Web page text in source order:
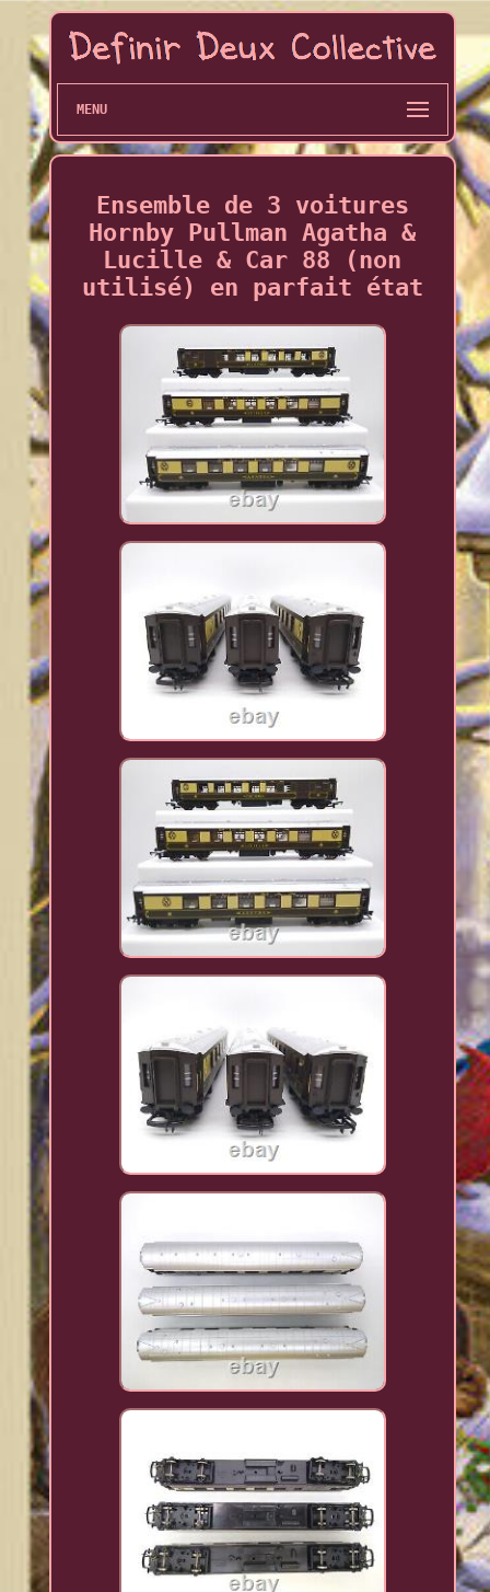
MENU
Ensemble de 3 voitures
Hornby Pullman Agatha &
Lucille & Car 88 (non
utilisé) en parfait état